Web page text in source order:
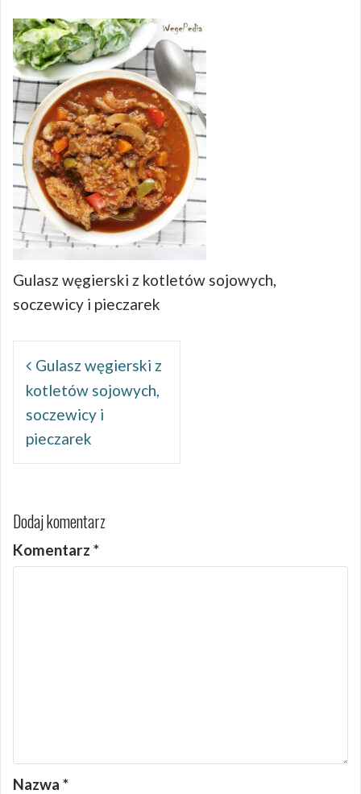
Gulasz węgierski z kotletów sojowych,
soczewicy i pieczarek
wpisuGulasz węgierski z
kotletów sojowych,
soczewicy i
pieczarek
Dodaj komentarz
Komentarz *
Nazwa *